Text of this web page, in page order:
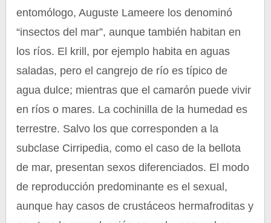
entomólogo, Auguste Lameere los denominó
“insectos del mar”, aunque también habitan en
los ríos. El krill, por ejemplo habita en aguas
saladas, pero el cangrejo de río es típico de
agua dulce; mientras que el camarón puede vivir
en ríos o mares. La cochinilla de la humedad es
terrestre. Salvo los que corresponden a la
subclase Cirripedia, como el caso de la bellota
de mar, presentan sexos diferenciados. El modo
de reproducción predominante es el sexual,
aunque hay casos de crustáceos hermafroditas y